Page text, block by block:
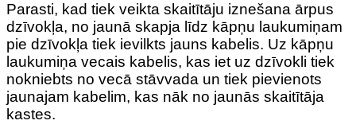
Parasti, kad tiek veikta skaitītāju iznešana ārpus
dzīvokļa, no jaunā skapja līdz kāpņu laukumiņam
pie dzīvokļa tiek ievilkts jauns kabelis. Uz kāpņu
laukumiņa vecais kabelis, kas iet uz dzīvokli tiek
nokniebts no vecā stāvvada un tiek pievienots
jaunajam kabelim, kas nāk no jaunās skaitītāja
kastes.